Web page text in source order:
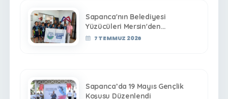
Sapanca'nın Belediyesi
Yüzücüleri Mersin'den
Derecelerle Döndü
7 TEMMUZ 2026
Sapanca’da 19 Mayıs Gençlik
Koşusu Düzenlendi